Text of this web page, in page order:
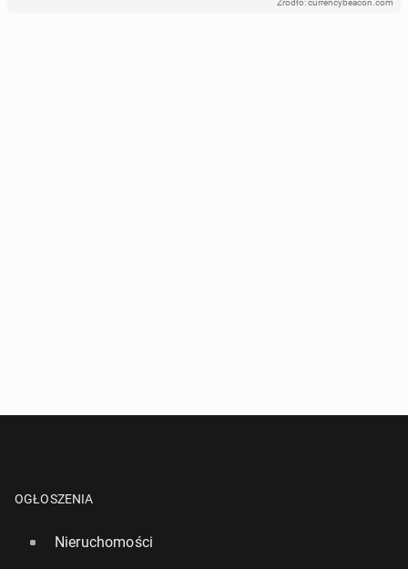
Źródło: currencybeacon.com
OGŁOSZENIA
Nieruchomości